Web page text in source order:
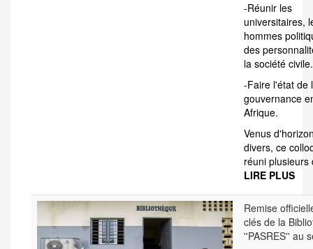
-Réunir les
universitaires,
hommes
des
la société civile.
-Faire l'état de
gouvernance
Afrique.
Venus
divers, ce
réuni plusieurs
LIRE PLUS
Remise
clés de la
''PASRES'' au